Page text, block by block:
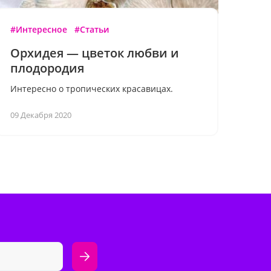
#Интересное #Статьи
Орхидея — цветок любви и
плодородия
Интересно о тропических красавицах.
09 Декабря 2020